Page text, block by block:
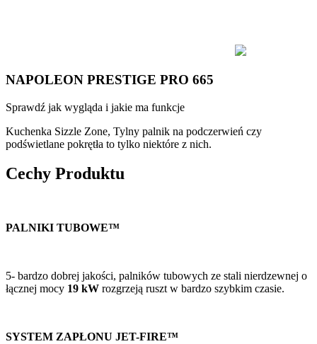
NAPOLEON PRESTIGE PRO 665
Sprawdź jak wygląda i jakie ma funkcje
Kuchenka Sizzle Zone, Tylny palnik na podczerwień czy
podświetlane pokrętła to tylko niektóre z nich.
Cechy Produktu
PALNIKI TUBOWE™
5- bardzo dobrej jakości, palników tubowych ze stali nierdzewnej o
łącznej mocy 19 kW rozgrzeją ruszt w bardzo szybkim czasie.
SYSTEM ZAPŁONU JET-FIRE™